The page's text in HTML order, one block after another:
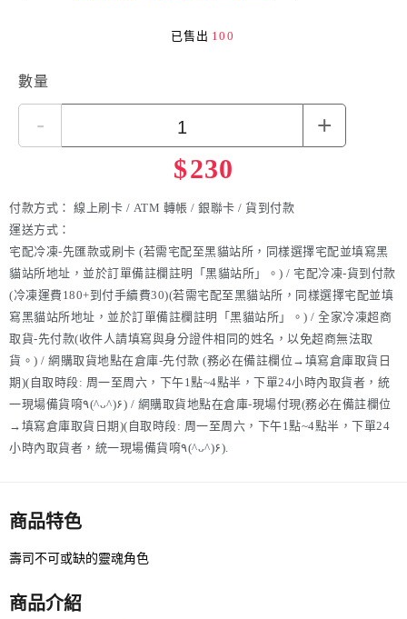
已售出 100
數量
- +
$230
付款方式： 線上刷卡 / ATM 轉帳 / 銀聯卡 / 貨到付款
運送方式：
宅配冷凍-先匯款或刷卡 (若需宅配至黑貓站所，同樣選擇宅配並填寫黑
貓站所地址，並於訂單備註欄註明「黑貓站所」。) / 宅配冷凍-貨到付款
(冷凍運費180+到付手續費30)(若需宅配至黑貓站所，同樣選擇宅配並填
寫黑貓站所地址，並於訂單備註欄註明「黑貓站所」。) / 全家冷凍超商
取貨-先付款(收件人請填寫與身分證件相同的姓名，以免超商無法取
貨。) / 網購取貨地點在倉庫-先付款 (務必在備註欄位→填寫倉庫取貨日
期)(自取時段: 周一至周六，下午1點~4點半，下單24小時內取貨者，統
一現場備貨唷٩(^ᴗ^)۶) / 網購取貨地點在倉庫-現場付現(務必在備註欄位
→填寫倉庫取貨日期)(自取時段: 周一至周六，下午1點~4點半，下單24
小時內取貨者，統一現場備貨唷٩(^ᴗ^)۶).
商品特色
壽司不可或缺的靈魂角色
商品介紹